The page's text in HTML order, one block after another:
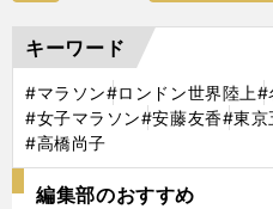
キーワード
#マラソン#ロンドン世界陸上#
#女子マラソン#安藤友香#東京
#高橋尚子
編集部のおすすめ